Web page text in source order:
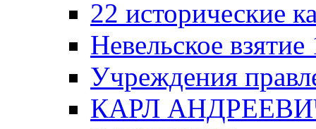
22 исторические
Невельское
Учреждения
КАРЛ